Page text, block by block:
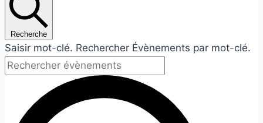
Recherche
Saisir mot-clé. Rechercher Évènements par mot-clé.